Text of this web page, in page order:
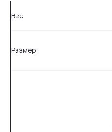
Вес
Размер